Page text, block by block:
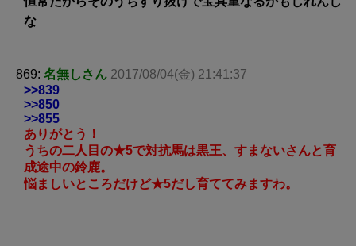
な
869: 名無しさん 2017/08/04(金) 21:41:37
>>839
>>850
>>855
ありがとう！
うちの二人目の★5で対抗馬は黒王、すまないさんと育
成途中の鈴鹿。
悩ましいところだけど★5だし育ててみますわ。